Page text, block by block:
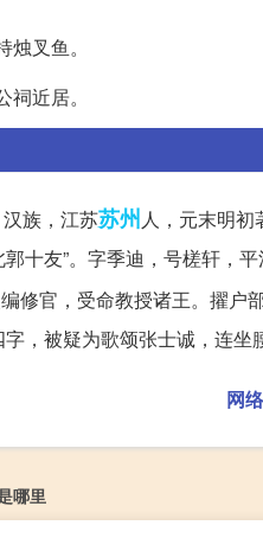
叉鱼。
近居。
族，江苏苏州人，元末明初
郭十友”。字季迪，号槎轩，
修官，受命教授诸王。擢户
字，被疑为歌颂张士诚，连
网
哪里